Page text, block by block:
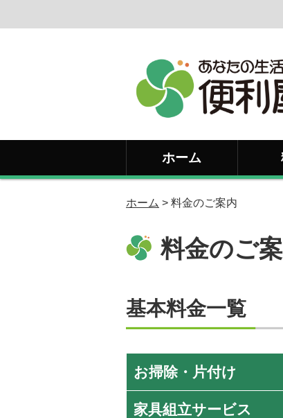
ホーム
ホーム > 料金のご案内
料金のご
基本料金一覧
お掃除・片付け
家具組立サービス